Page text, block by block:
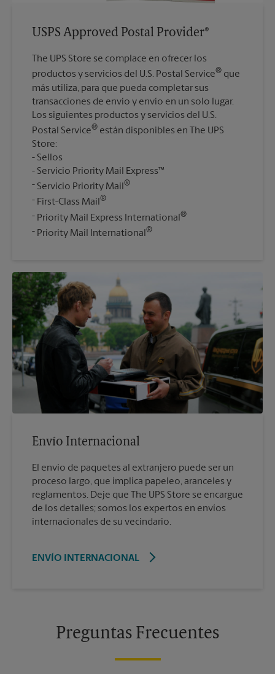
USPS Approved Postal Provider®
The UPS Store se complace en ofrecer los
productos y servicios del U.S. Postal Service® que
más utiliza, para que pueda completar sus
transacciones de envío y envío en un solo lugar.
Los siguientes productos y servicios del U.S.
Postal Service® están disponibles en The UPS
Store:
Sellos
Servicio Priority Mail Express™
Servicio Priority Mail®
First-Class Mail®
Priority Mail Express International ®
Priority Mail International®
Envío Internacional
El envío de paquetes al extranjero puede ser un
proceso largo, que implica papeleo, aranceles y
reglamentos. Deje que The UPS Store se encargue
de los detalles; somos los expertos en envíos
internacionales de su vecindario.
ENVÍO INTERNACIONAL
Preguntas Frecuentes